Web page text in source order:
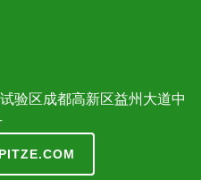
验区成都高新区益州大道中